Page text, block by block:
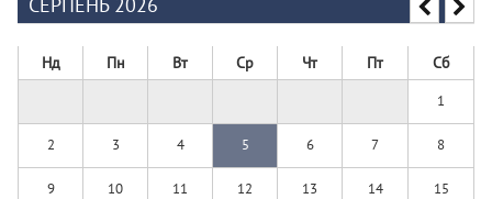
Нд Пн Вт Ср Чт Пт Сб
1
2 3 4 5 6 7 8
9 10 11 12 13 14 15